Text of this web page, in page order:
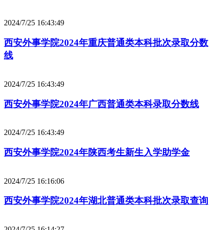
2024/7/25 16:43:49
西安外事学院2024年重庆普通类本科批次录取分数
线
2024/7/25 16:43:49
西安外事学院2024年广西普通类本科录取分数线
2024/7/25 16:43:49
西安外事学院2024年陕西考生新生入学助学金
2024/7/25 16:16:06
西安外事学院2024年湖北普通类本科批次录取查询